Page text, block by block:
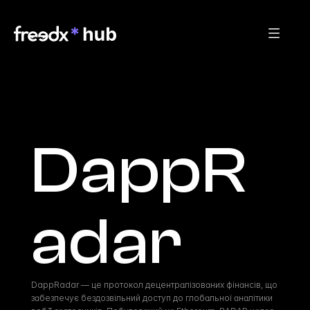
DappR
adar
DappRadar — це протокол децентралізованих фінансів, що
забезпечує бездозвільний доступ до глобальної аналітики